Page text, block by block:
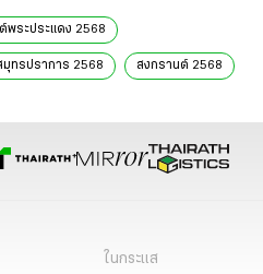
พระประแดง 2568
มุทรปราการ 2568 สงกรานต์ 2568
ในกระแส